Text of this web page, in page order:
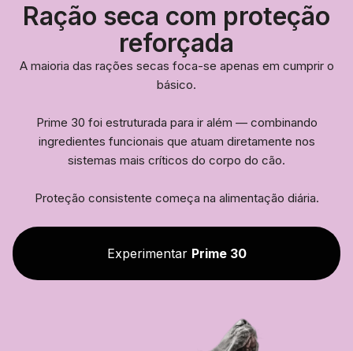
Ração seca com proteção
reforçada
A maioria das rações secas foca-se apenas em cumprir o
básico.
Prime 30 foi estruturada para ir além — combinando
ingredientes funcionais que atuam diretamente nos
sistemas mais críticos do corpo do cão.
Proteção consistente começa na alimentação diária.
Experimentar Prime 30